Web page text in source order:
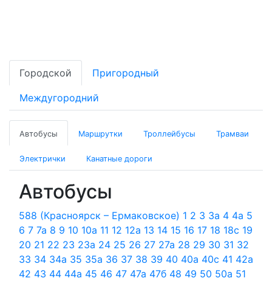
Городской Пригородный
Междугородний
Автобусы Маршрутки Троллейбусы Трамваи
Электрички Канатные дороги
Автобусы
588 (Красноярск – Ермаковское) 1 2 3 3а 4 4а 5
6 7 7а 8 9 10 10а 11 12 12а 13 14 15 16 17 18 18с 19
20 21 22 23 23а 24 25 26 27 27а 28 29 30 31 32
33 34 34а 35 35а 36 37 38 39 40 40а 40с 41 42а
42 43 44 44а 45 46 47 47а 47б 48 49 50 50а 51